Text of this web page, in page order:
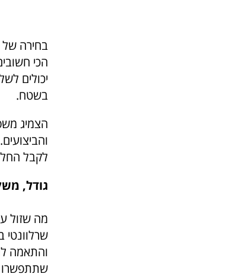
בחירה של
הכי
יכולים
בשטח.
הצמיג
לקבל
גודל,
מה שזול
והתאמה
שתתפשרו